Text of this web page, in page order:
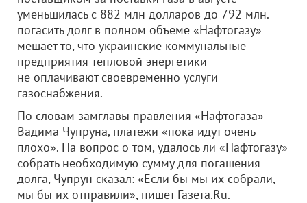
уменьшилась с 882 млн долларов до 792 млн.
погасить долг в полном объеме «Нафтогазу»
мешает то, что украинские коммунальные
предприятия тепловой энергетики
не оплачивают своевременно услуги
газоснабжения.
По словам замглавы правления «Нафтогаза»
Вадима Чупруна, платежи «пока идут очень
плохо». На вопрос о том, удалось ли «Нафтогазу»
собрать необходимую сумму для погашения
долга, Чупрун сказал: «Если бы мы их собрали,
мы бы их отправили», пишет Газета.Ru.